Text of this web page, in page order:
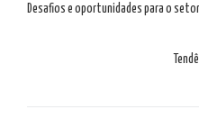
de
Desafios e oportunidades para o